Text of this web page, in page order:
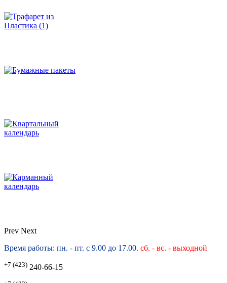
Prev Next
Время работы: пн. - пт. с 9.00 до 17.00. сб. - вс. - выходной
+7 (423) 240-66-15